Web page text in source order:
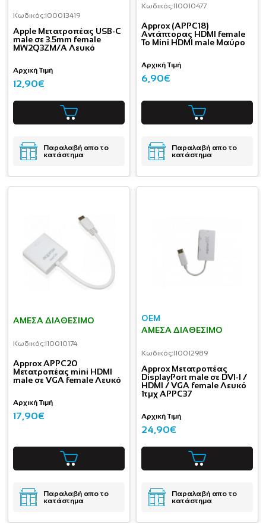
Κωδικός:I00013419
Apple Μετατροπέας USB-C
male σε 3.5mm female
MW2Q3ZM/A Λευκό
Αρχική Τιμή
12,90€
Παραλαβή απο το
κατάστημα
Κωδικός:I10010477
Approx (APPC18)
Αντάπτορας HDMI female
To Mini HDMI male Μαύρο
Αρχική Τιμή
6,90€
Παραλαβή απο το
κατάστημα
ΆΜΕΣΑ ΔΙΑΘΈΣΙΜΟ
Κωδικός:I10010174
Approx APPC20
Μετατροπέας mini HDMI
male σε VGA female Λευκό
Αρχική Τιμή
17,90€
Παραλαβή απο το
κατάστημα
OEM
ΆΜΕΣΑ ΔΙΑΘΈΣΙΜΟ
Κωδικός:I10012989
Approx Μετατροπέας
DisplayPort male σε DVI-I /
HDMI / VGA female Λευκό
1τμχ APPC37
Αρχική Τιμή
24,90€
Παραλαβή απο το
κατάστημα